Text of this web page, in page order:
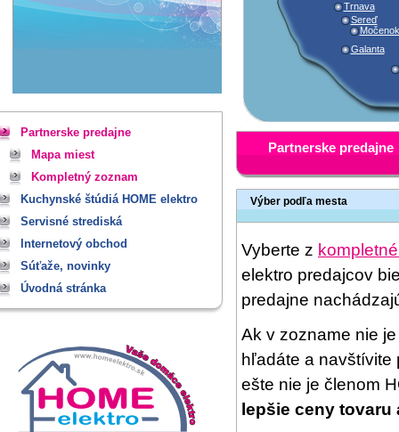
Partnerske predajne
Mapa miest
Kompletný zoznam
Kuchynské štúdiá HOME elektro
Servisné strediská
Internetový obchod
Súťaže, novinky
Úvodná stránka
Galanta
Močenok
Sereď
Trnava
Partnerske predajne
Výber podľa mesta
Vyberte z
elektro predajcov
predajne
Ak v zozname nie
hľadáte a navštívite
ešte nie je členom
lepšie ceny